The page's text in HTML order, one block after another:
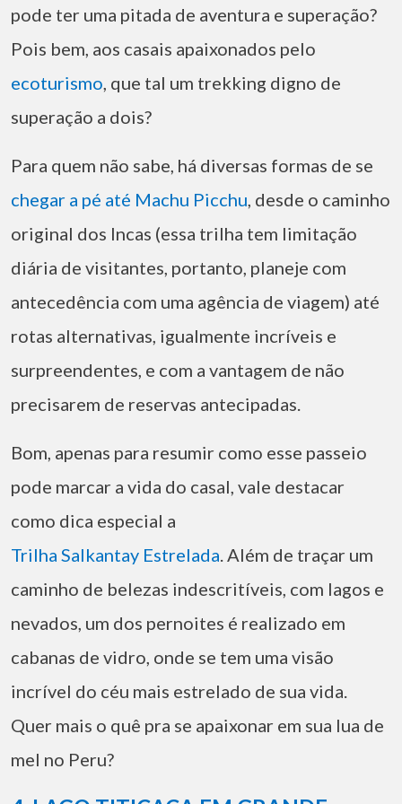
pode ter uma pitada de aventura e superação?
Pois bem, aos casais apaixonados pelo
ecoturismo, que tal um trekking digno de
superação a dois?
Para quem não sabe, há diversas formas de se
chegar a pé até Machu Picchu, desde o caminho
original dos Incas (essa trilha tem limitação
diária de visitantes, portanto, planeje com
antecedência com uma agência de viagem) até
rotas alternativas, igualmente incríveis e
surpreendentes, e com a vantagem de não
precisarem de reservas antecipadas.
Bom, apenas para resumir como esse passeio
pode marcar a vida do casal, vale destacar
como dica especial a
Trilha Salkantay Estrelada. Além de traçar um
caminho de belezas indescritíveis, com lagos e
nevados, um dos pernoites é realizado em
cabanas de vidro, onde se tem uma visão
incrível do céu mais estrelado de sua vida.
Quer mais o quê pra se apaixonar em sua lua de
mel no Peru?